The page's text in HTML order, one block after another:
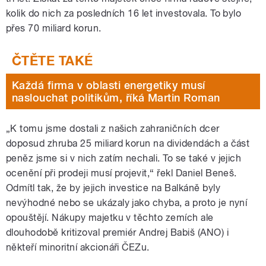
kolik do nich za posledních 16 let investovala. To bylo
přes 70 miliard korun.
Každá firma v oblasti energetiky musí
naslouchat politikům, říká Martin Roman
„K tomu jsme dostali z našich zahraničních dcer
doposud zhruba 25 miliard korun na dividendách a část
peněz jsme si v nich zatím nechali. To se také v jejich
ocenění při prodeji musí projevit,“ řekl Daniel Beneš.
Odmítl tak, že by jejich investice na Balkáně byly
nevýhodné nebo se ukázaly jako chyba, a proto je nyní
opouštějí. Nákupy majetku v těchto zemích ale
dlouhodobě kritizoval premiér Andrej Babiš (ANO) i
někteří minoritní akcionáři ČEZu.